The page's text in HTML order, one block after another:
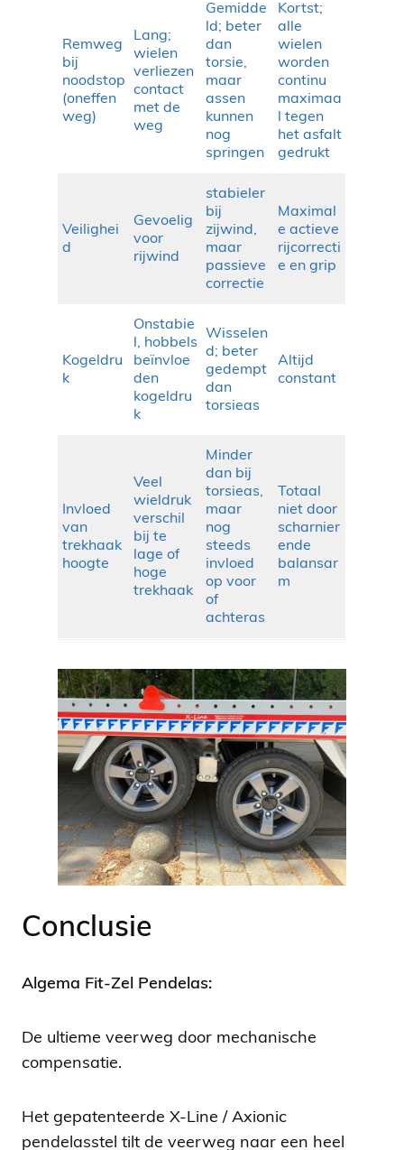
Remweg
bij
noodstop
(oneffen
weg)
Lang;
wielen
verliezen
contact
met de
weg
Gemidde
ld; beter
dan
torsie,
maar
assen
kunnen
nog
springen
Kortst;
alle
wielen
worden
continu
maximaa
l tegen
het asfalt
gedrukt
Veilighei
d
Gevoelig
voor
rijwind
stabieler
bij
zijwind,
maar
passieve
correctie
Maximal
e actieve
rijcorrecti
e en grip
Kogeldru
k
Onstabie
l, hobbels
beïnvloe
den
kogeldru
k
Wisselen
d; beter
gedempt
dan
torsieas
Altijd
constant
Invloed
van
trekhaak
hoogte
Veel
wieldruk
verschil
bij te
lage of
hoge
trekhaak
Minder
dan bij
torsieas,
maar
nog
steeds
invloed
op voor
of
achteras
Totaal
niet door
scharnier
ende
balansar
m
Conclusie
Algema Fit-Zel Pendelas:
De ultieme veerweg door mechanische
compensatie.
Het gepatenteerde X-Line / Axionic
pendelasstel tilt de veerweg naar een heel